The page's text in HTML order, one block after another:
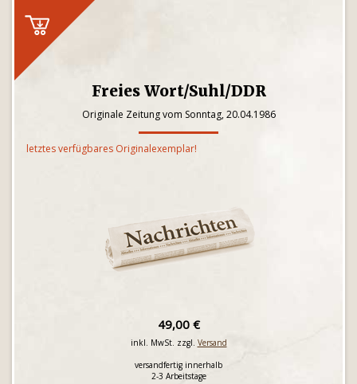
Freies Wort/Suhl/DDR
Originale Zeitung vom Sonntag, 20.04.1986
letztes verfügbares Originalexemplar!
49,00 €
inkl. MwSt. zzgl. Versand
versandfertig innerhalb
2-3 Arbeitstage